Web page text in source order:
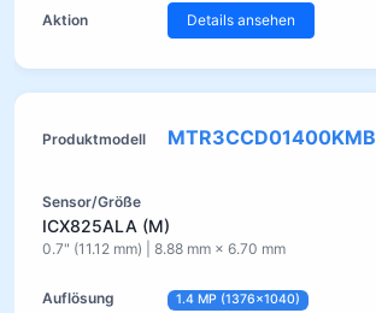
Details ansehen
MTR3CCD01400KMB
ICX825ALA (M)
0.7" (11.12 mm) | 8.88 mm × 6.70 mm
1.4 MP (1376×1040)